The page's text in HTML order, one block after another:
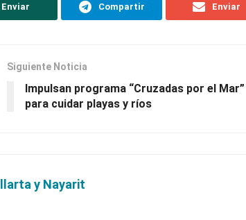
Enviar Compartir Enviar
Siguiente Noticia
Impulsan programa “Cruzadas por el Mar”
para cuidar playas y ríos
y Nayarit